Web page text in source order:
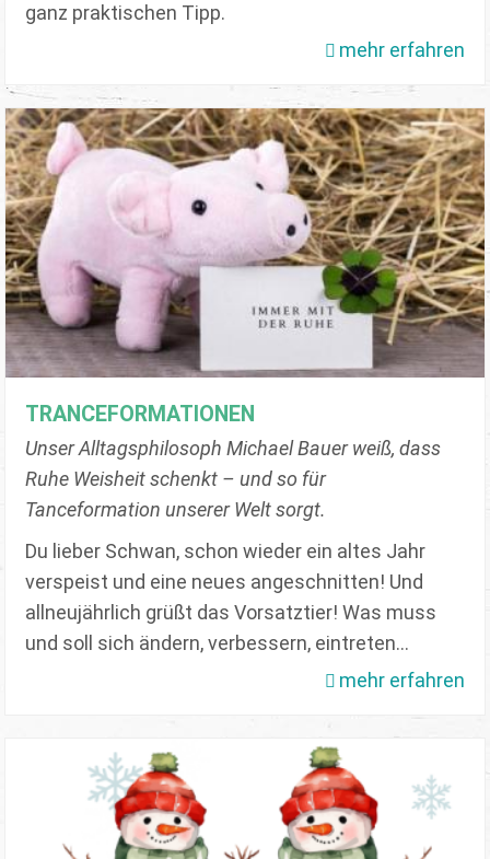
ganz praktischen Tipp.
mehr erfahren
TRANCEFORMATIONEN
Unser Alltagsphilosoph Michael Bauer weiß, dass
Ruhe Weisheit schenkt – und so für
Tanceformation unserer Welt sorgt.
Du lieber Schwan, schon wieder ein altes Jahr
verspeist und eine neues angeschnitten! Und
allneujährlich grüßt das Vorsatztier! Was muss
und soll sich ändern, verbessern, eintreten…
mehr erfahren